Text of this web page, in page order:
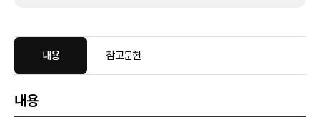
내용 참고문헌
내용